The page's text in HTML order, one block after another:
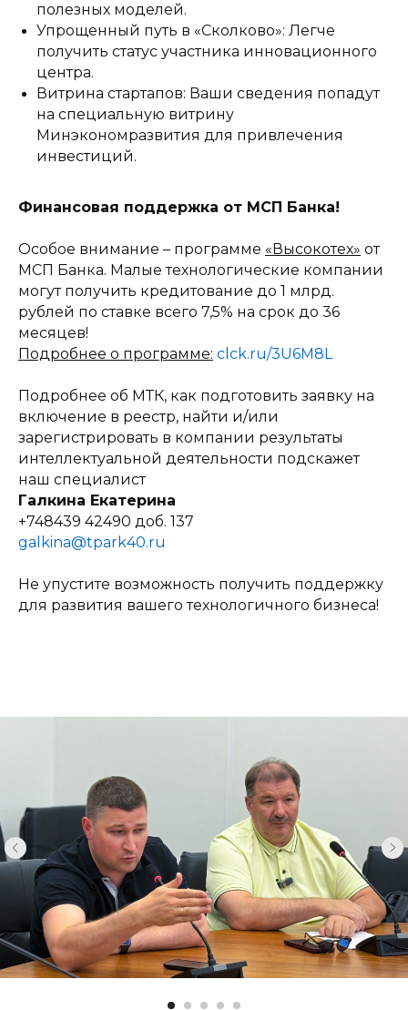
полезных моделей.
Упрощенный путь в «Сколково»: Легче
получить статус участника инновационного
центра.
Витрина стартапов: Ваши сведения попадут
на специальную витрину
Минэкономразвития для привлечения
инвестиций.
Финансовая поддержка от МСП Банка!
Особое внимание – программе «Высокотех» от
МСП Банка. Малые технологические компании
могут получить кредитование до 1 млрд.
рублей по ставке всего 7,5% на срок до 36
месяцев!
Подробнее о программе: clck.ru/3U6M8L
Подробнее об МТК, как подготовить заявку на
включение в реестр, найти и/или
зарегистрировать в компании результаты
интеллектуальной деятельности подскажет
наш специалист
Галкина Екатерина
+748439 42490 доб. 137
galkina@tpark40.ru
Не упустите возможность получить поддержку
для развития вашего технологичного бизнеса!